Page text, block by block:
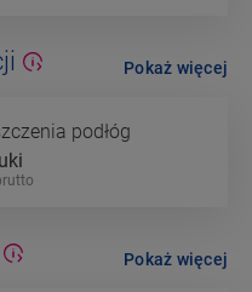
podłóg
Pokaż więcej
Pokaż więcej